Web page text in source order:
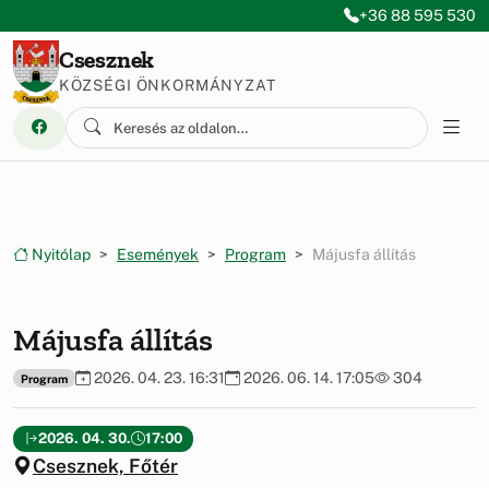
+36 88 595 530
Csesznek
KÖZSÉGI ÖNKORMÁNYZAT
Nyitólap Események Program Májusfa állítás
Májusfa állítás
Program 2026. 04. 23. 16:31 2026. 06. 14. 17:05 304
2026. 04. 30. 17:00
Csesznek, Főtér